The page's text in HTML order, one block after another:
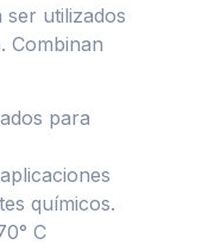
ser utilizados
Combinan
para
químicos.
C